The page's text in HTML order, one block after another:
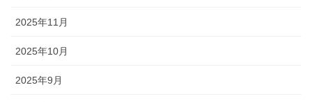
2025年11月
2025年10月
2025年9月